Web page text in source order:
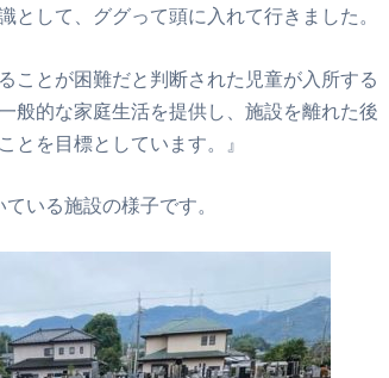
して、ググって頭に入れて行きました。
ことが困難だと判断された児童が入所する
般的な家庭生活を提供し、施設を離れた後
とを目標としています。』
いる施設の様子です。